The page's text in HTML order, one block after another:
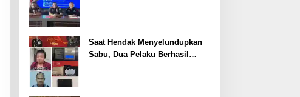
Saat Hendak Menyelundupkan
Sabu, Dua Pelaku Berhasil